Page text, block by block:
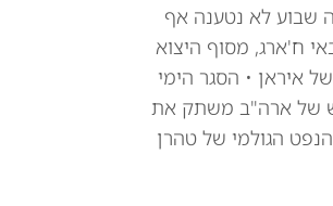
שבוע לא נטענה אף
ח'ארג, מסוף היצוא
איראן • הסגר הימי
של ארה"ב משתק את
הגולמי של טהרן